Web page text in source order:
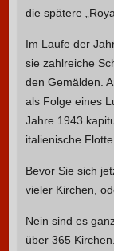
die spätere
Im Laufe der
sie zahlreiche
den Gemälden.
als Folge eines
Jahre 1943
italienische
Bevor Sie sich
vieler Kirchen,
Nein sind es
über 365